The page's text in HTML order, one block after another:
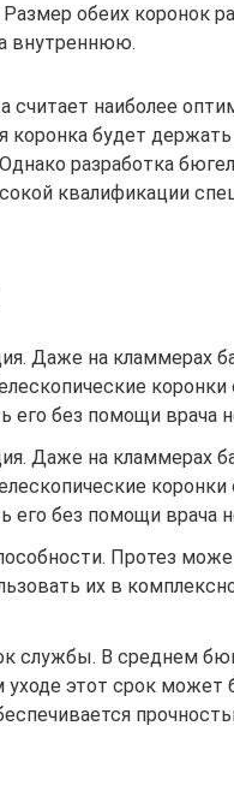
Размер обеих коронок
внутреннюю.
считает наиболее
коронка будет
разработка
квалификации
Даже на кламмерах
его без помощи врача
Даже на кламмерах
его без помощи врача
Протез
их в
службы. В среднем
уходе этот срок может